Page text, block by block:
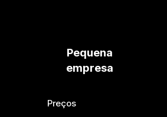
Pequena
empresa
Preços